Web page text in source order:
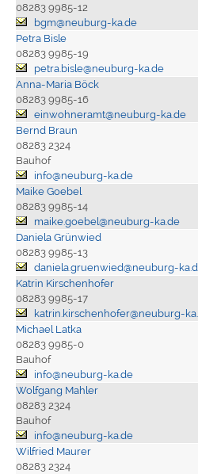
08283 9985-12
bgm@neuburg-ka.de
Petra Bisle
08283 9985-19
petra.bisle@neuburg-ka.de
Anna-Maria Böck
08283 9985-16
einwohneramt@neuburg-ka.de
Bernd Braun
08283 2324
Bauhof
info@neuburg-ka.de
Maike Goebel
08283 9985-14
maike.goebel@neuburg-ka.de
Daniela Grünwied
08283 9985-13
daniela.gruenwied@neuburg-
Katrin Kirschenhofer
08283 9985-17
katrin.kirschenhofer@neuburg-
Michael Latka
08283 9985-0
Bauhof
info@neuburg-ka.de
Wolfgang Mahler
08283 2324
Bauhof
info@neuburg-ka.de
Wilfried Maurer
08283 2324